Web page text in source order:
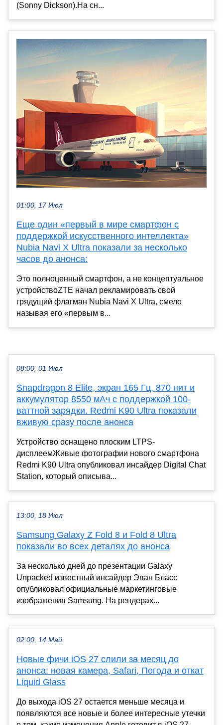
(Sonny Dickson).На сн...
01:00, 17 Июл
Еще один «первый в мире смартфон с
поддержкой искусственного интеллекта»
Nubia Navi X Ultra показали за несколько
часов до анонса:
Это полноценный смартфон, а не концептуальное
устройствоZTE начал рекламировать свой
грядущий флагман Nubia Navi X Ultra, смело
называя его «первым в...
08:00, 01 Июл
Snapdragon 8 Elite, экран 165 Гц, 870 нит и
аккумулятор 8550 мАч с поддержкой 100-
ваттной зарядки. Redmi K90 Ultra показали
вживую сразу после анонса
Устройство оснащено плоским LTPS-
дисплеемЖивые фотографии нового смартфона
Redmi K90 Ultra опубликовал инсайдер Digital Chat
Station, который описыва...
13:00, 18 Июл
Samsung Galaxy Z Fold 8 и Fold 8 Ultra
показали во всех деталях до анонса
За несколько дней до презентации Galaxy
Unpacked известный инсайдер Эван Бласс
опубликовал официальные маркетинговые
изображения Samsung. На рендерах...
02:00, 14 Май
Новые фичи iOS 27 слили за месяц до
анонса: новая камера, Safari, Погода и откат
Liquid Glass
До выхода iOS 27 остается меньше месяца и
появляются все новые и более интересные утечки